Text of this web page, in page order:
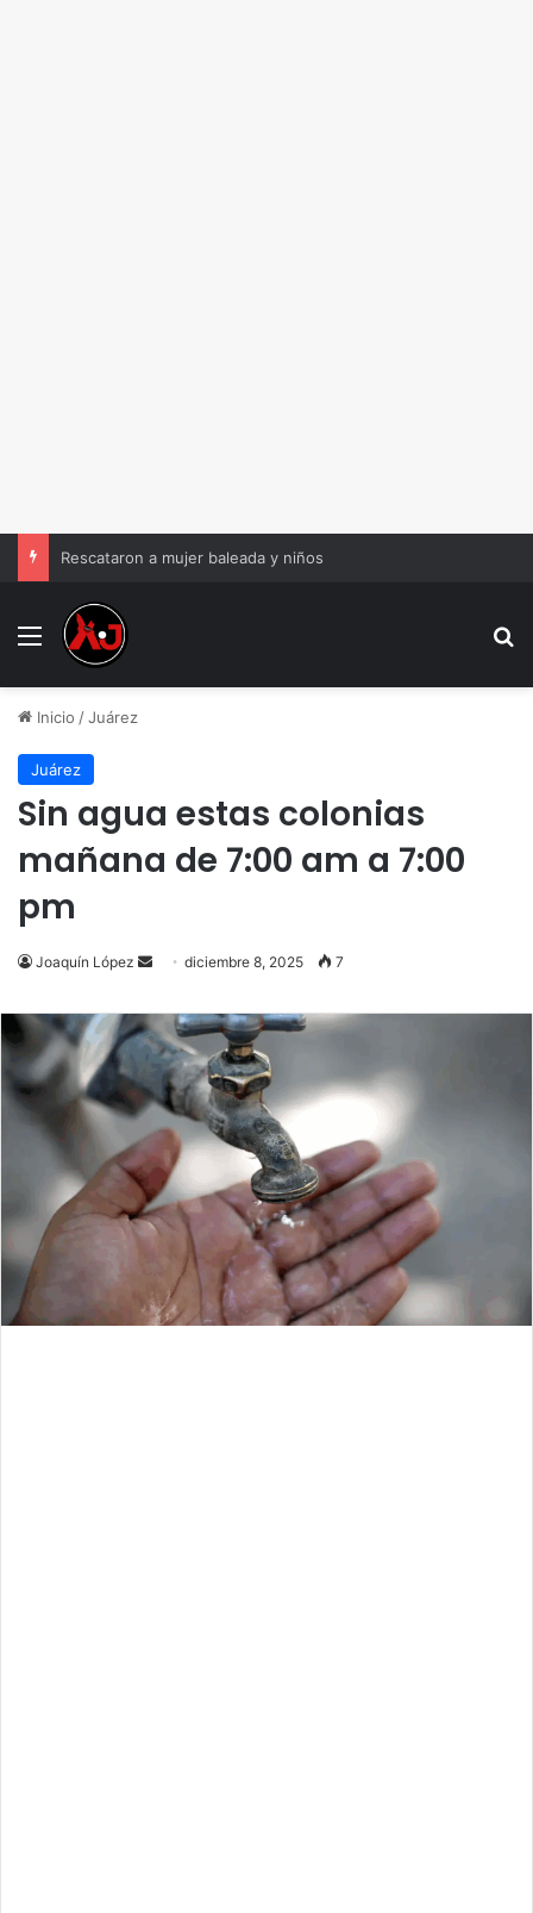
Rescataron a mujer baleada y niños
Menu
Inicio /Juárez
Juárez
Sin agua estas colonias
mañana de 7:00 am a 7:00
pm
Joaquín López
Send
email
diciembre 8, 2025 7